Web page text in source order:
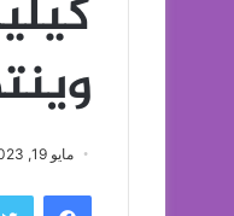
مايو 19, 2023